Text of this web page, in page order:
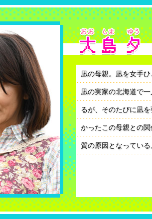
凪の母親。凪を女手ひ
凪の実家の北海道で
るが、そのたびに凪
かったこの母親との
質の原因となっている